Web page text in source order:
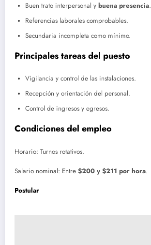
Buen trato interpersonal y buena presencia.
Referencias laborales comprobables.
Secundaria incompleta como mínimo.
Principales tareas del puesto
Vigilancia y control de las instalaciones.
Recepción y orientación del personal.
Control de ingresos y egresos.
Condiciones del empleo
Horario: Turnos rotativos.
Salario nominal: Entre $200 y $211 por hora.
Postular